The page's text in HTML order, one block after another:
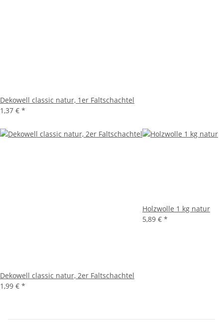
Dekowell classic natur, 1er Faltschachtel
1,37 € *
Dekowell classic natur, 2er Faltschachtel
1,99 € *
Holzwolle 1 kg natur
5,89 € *